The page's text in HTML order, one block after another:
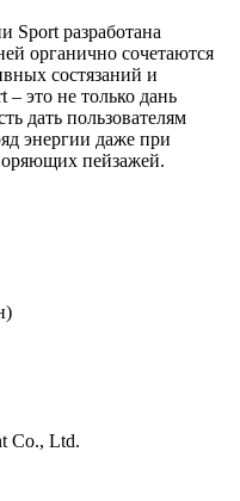
Sport разработана
органично сочетаются
состязаний и
это не только дань
дать пользователям
энергии даже при
пейзажей.
Co., Ltd.